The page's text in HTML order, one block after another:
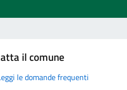
il comune
le domande frequenti